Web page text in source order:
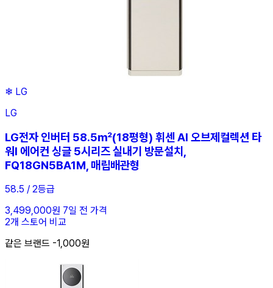
❄ LG
LG
LG전자 인버터 58.5㎡(18평형) 휘센 AI 오브제컬렉션 타
워I 에어컨 싱글 5시리즈 실내기 방문설치,
FQ18GN5BA1M, 매립배관형
58.5 / 2등급
3,499,000원 7일 전 가격
2개 스토어 비교
같은 브랜드 -1,000원